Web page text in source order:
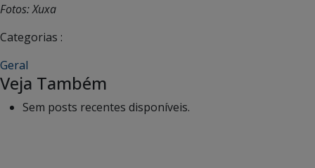
Fotos: Xuxa
Categorias :
Geral
Veja Também
Sem posts recentes disponíveis.